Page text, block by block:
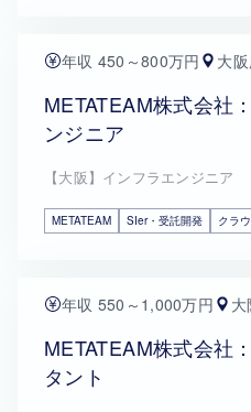
年収 450～800万円 大
METATEAM株式会社
ンジニア
【大阪】インフラエンジニア
METATEAM SIer・受託開発 クラ
年収 550～1,000万円
METATEAM株式会社
タント